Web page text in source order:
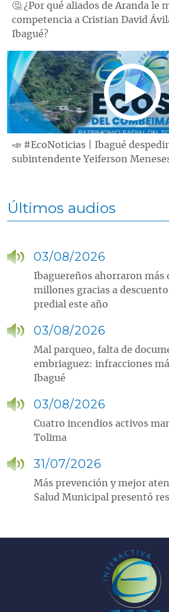
🤔 ¿Por qué aliados de Aranda le
competencia a Cristian David
Ibagué?
📣 #EcoNoticias | Ibagué
subintendente Yeiferson
Últimos audios
03/08/2026
Ibaguereños ahorraron más
millones gracias a
predial este año
03/08/2026
Mal parqueo, falta de
embriaguez: infracciones
Ibagué
03/08/2026
Cuatro incendios activos
Tolima
31/07/2026
Más prevención y mejor
Salud Municipal presentó